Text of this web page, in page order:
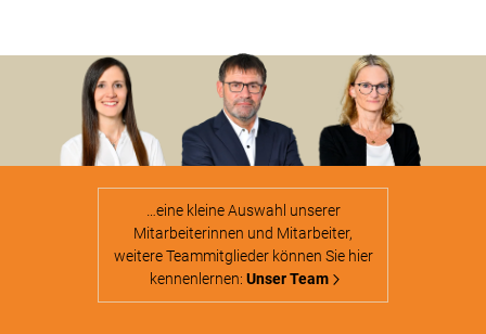
…eine kleine Auswahl unserer
Mitarbeiterinnen und Mitarbeiter,
weitere Teammitglieder können Sie hier
kennenlernen: Unser Team